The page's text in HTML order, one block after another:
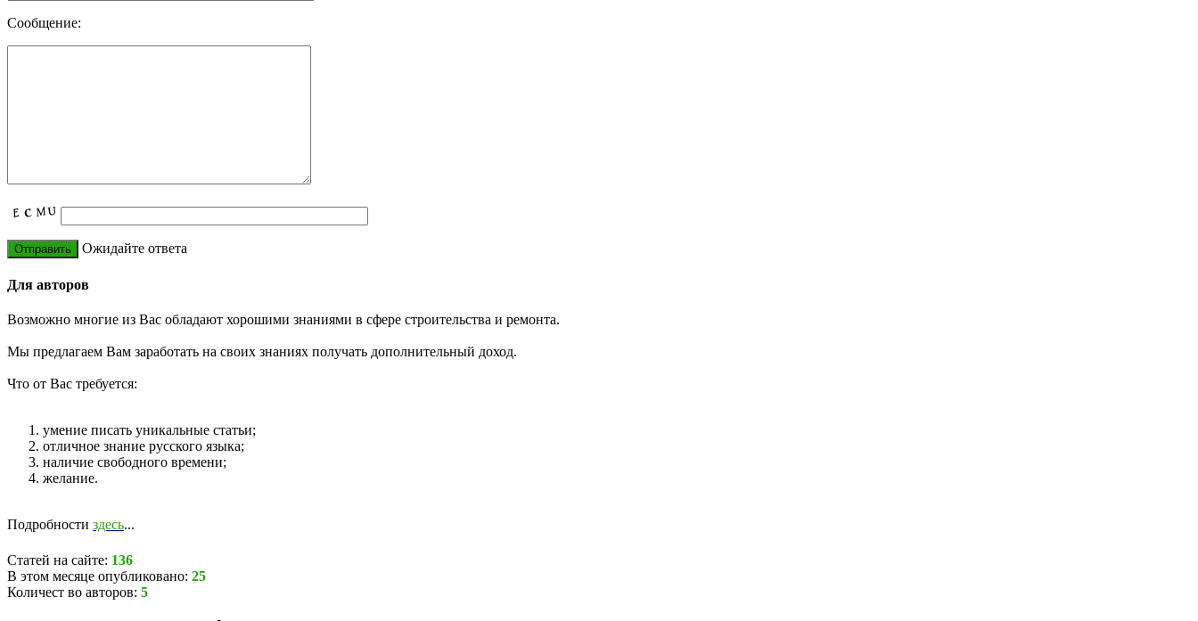
Сообщение:
Ожидайте ответа
Для авторов
Возможно многие из Вас обладают хорошими знаниями в сфере строительства и ремонта.
Мы предлагаем Вам заработать на своих знаниях получать дополнительный доход.
Что от Вас требуется:
умение писать уникальные статьи;
отличное знание русского языка;
наличие свободного времени;
желание.
Подробности здесь...
Статей на сайте: 136
В этом месяце опубликовано: 25
Количест во авторов: 5